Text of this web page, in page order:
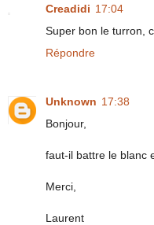
Creadidi 17:04
Super bon le turron,
Répondre
Unknown 17:38
Bonjour,
faut-il battre le blanc
Merci,
Laurent